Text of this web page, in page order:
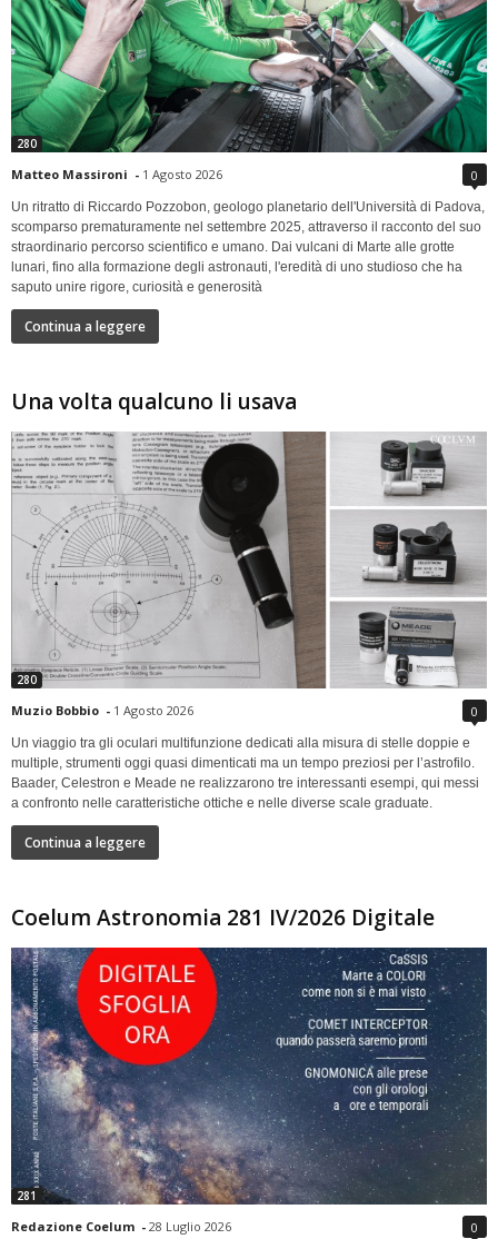
280
Matteo Massironi - 1 Agosto 2026 0
Un ritratto di Riccardo Pozzobon, geologo planetario dell'Università di Padova,
scomparso prematuramente nel settembre 2025, attraverso il racconto del suo
straordinario percorso scientifico e umano. Dai vulcani di Marte alle grotte
lunari, fino alla formazione degli astronauti, l'eredità di uno studioso che ha
saputo unire rigore, curiosità e generosità
Continua a leggere
Una volta qualcuno li usava
280
Muzio Bobbio - 1 Agosto 2026 0
Un viaggio tra gli oculari multifunzione dedicati alla misura di stelle doppie e
multiple, strumenti oggi quasi dimenticati ma un tempo preziosi per l’astrofilo.
Baader, Celestron e Meade ne realizzarono tre interessanti esempi, qui messi
a confronto nelle caratteristiche ottiche e nelle diverse scale graduate.
Continua a leggere
Coelum Astronomia 281 IV/2026 Digitale
281
Redazione Coelum - 28 Luglio 2026 0